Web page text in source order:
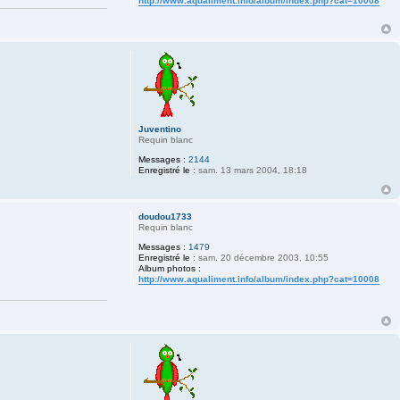
Juventino
Requin blanc
Messages : 2144
Enregistré le : sam. 13 mars 2004, 18:18
doudou1733
Requin blanc
Messages : 1479
Enregistré le : sam. 20 décembre 2003, 10:55
Album photos :
http://www.aqualiment.info/album/index.php?cat=10008